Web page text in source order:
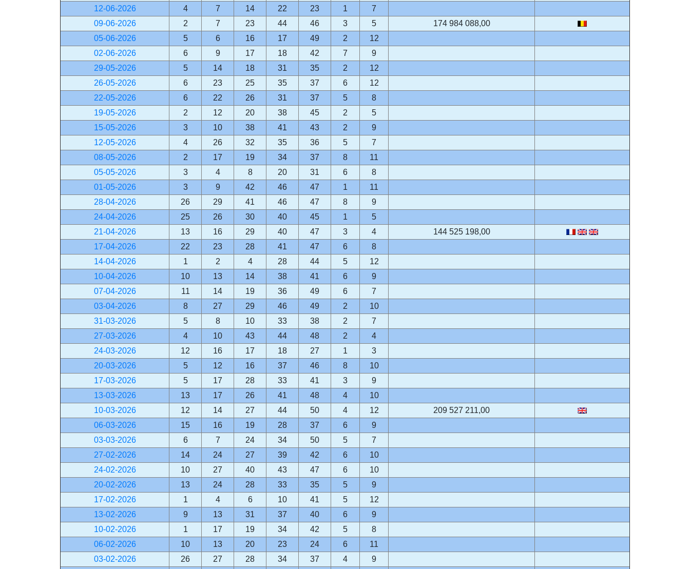
12-06-2026
4 7 14 22 23 1
7
09-06-2026
2 7 23 44 46 3 5
174 984 088,00
05-06-2026
5 6 16 17 49 2
12
02-06-2026
6 9 17 18 42 7
9
29-05-2026
5 14 18 31 35 2
12
26-05-2026
6 23 25 35 37 6
12
22-05-2026
6 22 26 31 37 5
8
19-05-2026
2 12 20 38 45 2
5
15-05-2026
3 10 38 41 43 2
9
12-05-2026
4 26 32 35 36 5
7
08-05-2026
2 17 19 34 37 8
11
05-05-2026
3 4 8 20 31 6
8
01-05-2026
3 9 42 46 47 1
11
28-04-2026
26 29 41 46 47 8
9
24-04-2026
25 26 30 40 45 1
5
21-04-2026
13 16 29 40 47 3 4
144 525 198,00
17-04-2026
22 23 28 41 47 6
8
14-04-2026
1 2 4 28 44 5
12
10-04-2026
10 13 14 38 41 6
9
07-04-2026
11 14 19 36 49 6
7
03-04-2026
8 27 29 46 49 2
10
31-03-2026
5 8 10 33 38 2
7
27-03-2026
4 10 43 44 48 2
4
24-03-2026
12 16 17 18 27 1
3
20-03-2026
5 12 16 37 46 8
10
17-03-2026
5 17 28 33 41 3
9
13-03-2026
13 17 26 41 48 4
10
10-03-2026
12 14 27 44 50 4 12
209 527 211,00
06-03-2026
15 16 19 28 37 6
9
03-03-2026
6 7 24 34 50 5
7
27-02-2026
14 24 27 39 42 6
10
24-02-2026
10 27 40 43 47 6
10
20-02-2026
13 24 28 33 35 5
9
17-02-2026
1 4 6 10 41 5
12
13-02-2026
9 13 31 37 40 6
9
10-02-2026
1 17 19 34 42 5
8
06-02-2026
10 13 20 23 24 6
11
03-02-2026
26 27 28 34 37 4
9